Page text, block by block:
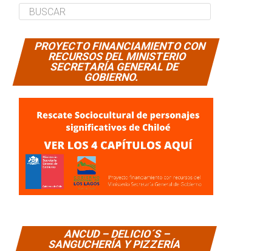
PROYECTO FINANCIAMIENTO CON
RECURSOS DEL MINISTERIO
SECRETARÍA GENERAL DE
GOBIERNO.
ANCUD – DELICIO´S –
SANGUCHERÍA Y PIZZERÍA